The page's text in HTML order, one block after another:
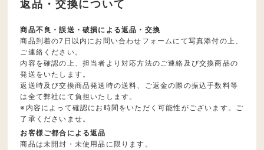
返品・交換について
商品不良・誤送・破損による返品・交換
商品到着の7日以内にお問い合わせフォームにて写真添付の上、
ご連絡ください。
内容を確認の上、担当者より対応方法のご連絡及び交換商品の
発送をいたします。
返送時及び交換商品発送時の送料、ご返金の際の振込手数料等
は全て弊社にて負担いたします。
※内容によって確認にお時間をいただく可能性がございます。ご
了承くださいませ。
お客様ご都合による返品
商品は未開封・未使用品に限ります。